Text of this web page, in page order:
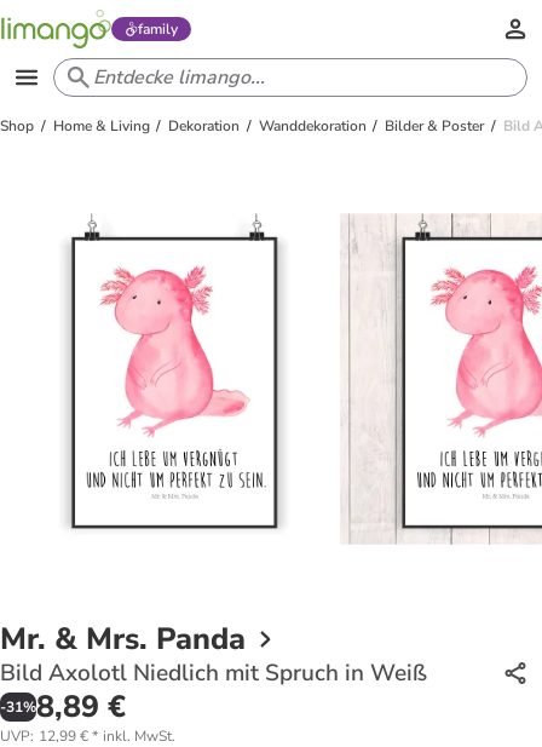
family
Shop Home & Living Dekoration Wanddekoration Bilder & Poster Bild
Mr. & Mrs. Panda
Bild Axolotl Niedlich mit Spruch in Weiß
-31%8,89 €
UVP: 12,99 €* inkl. MwSt.